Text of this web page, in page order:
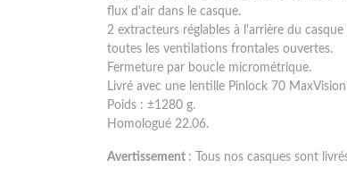
flux d'air dans le casque.
2 extracteurs réglables à l'arrière du
toutes les ventilations frontales ouvertes.
Fermeture par boucle micrométrique.
Livré avec une lentille Pinlock 70
Poids : ±1280 g.
Homologué 22.06.
Avertissement : Tous nos casques sont